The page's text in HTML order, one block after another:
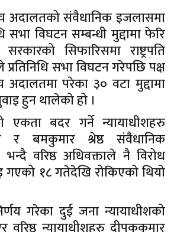
अदालतको संवैधानिक इजलासमा
सभा विघटन सम्बन्धी मुद्दामा फेरि
सिफारिसमा राष्ट्रपति
प्रतिनिधि सभा विघटन गरेपछि पक्ष
अदालतमा परेका ३० वटा मुद्दामा
हुन थालेको हो ।
एकता बदर गर्ने न्यायाधीशहरु
र बमकुमार श्रेष्ठ संवैधानिक
वरिष्ठ अधिवक्ताले नै विरोध
गएको १८ गतेदेखि रोकिएको थियो
गरेका दुई जना न्यायाधीशको